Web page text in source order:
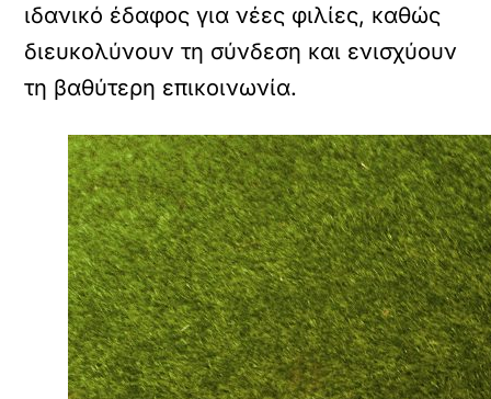
ιδανικό έδαφος για νέες φιλίες, καθώς
διευκολύνουν τη σύνδεση και ενισχύουν
τη βαθύτερη επικοινωνία.